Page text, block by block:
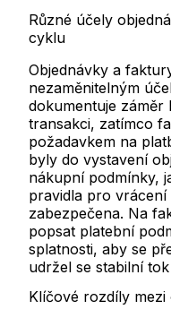
Různé účely
cyklu
Objednávky a
nezaměnitelným
dokumentuje záměr
transakci, zatímco
požadavkem na
byly do vystavení
nákupní podmínky,
pravidla pro
zabezpečena. Na
popsat platební
splatnosti, aby se
udržel se stabilní
Klíčové rozdíly mezi